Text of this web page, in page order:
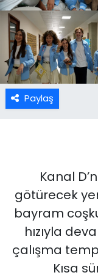
Paylaş
Kanal
götürecek
bayram
hızıyla
çalışma
Kısa